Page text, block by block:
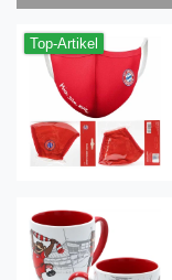
Top-Artikel